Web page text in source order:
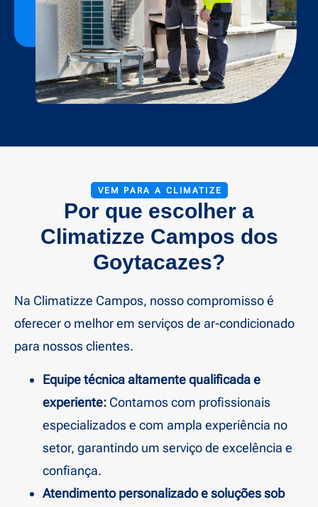
VEM PARA A CLIMATIZE
Por que escolher a
Climatizze Campos dos
Goytacazes?
Na Climatizze Campos, nosso compromisso é
oferecer o melhor em serviços de ar-condicionado
para nossos clientes.
Equipe técnica altamente qualificada e
experiente: Contamos com profissionais
especializados e com ampla experiência no
setor, garantindo um serviço de excelência e
confiança.
Atendimento personalizado e soluções sob